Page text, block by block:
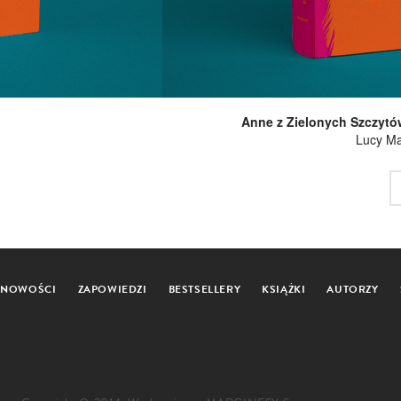
Anne z Zielonych
Lucy
NOWOŚCI ZAPOWIEDZI BESTSELLERY KSIĄŻKI AUTORZY